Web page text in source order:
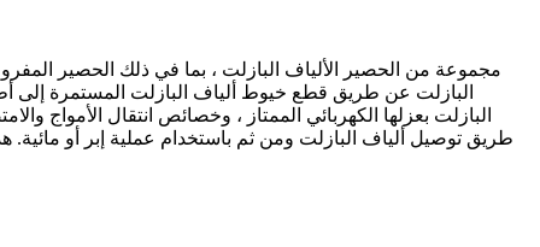
البازلت بعزلها الكهربائي الممتاز ، وخصائص انتقال الأمواج
طريق توصيل ألياف البازلت ومن ثم باستخدام عملية إبر أو مائية.